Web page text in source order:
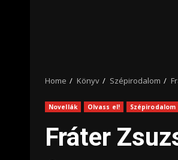
Home Könyv Szépirodalom
Novellák Olvass el! Szépirodalom
Fráter